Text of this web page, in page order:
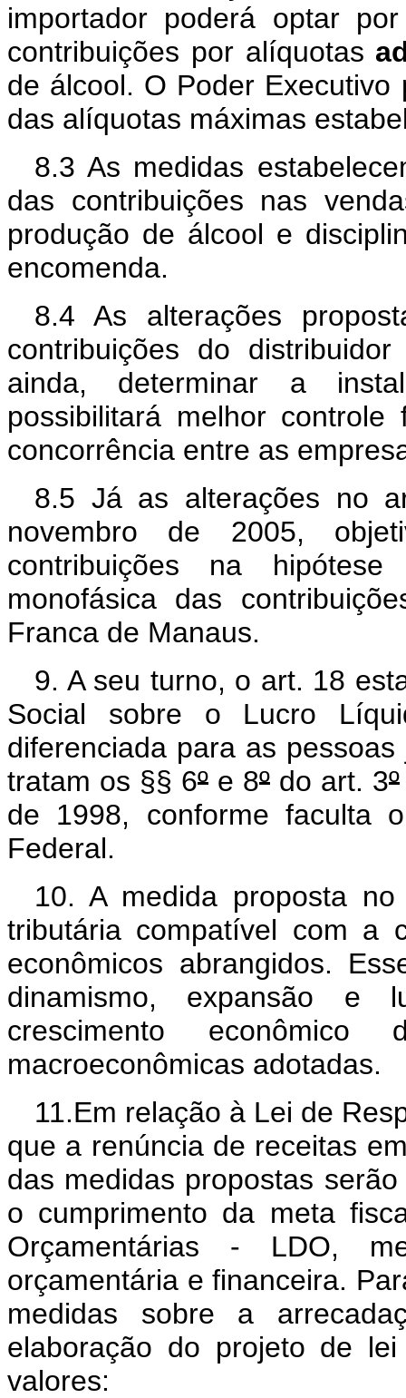
importador poderá optar
contribuições por alíquotas
de álcool. O Poder
das alíquotas máximas
8.3 As medidas
das contribuições nas
produção de álcool e
encomenda.
8.4 As alterações
contribuições do
ainda, determinar a
possibilitará melhor
concorrência entre as
8.5 Já as alterações no
novembro de 2005,
contribuições na
monofásica das
Franca de Manaus.
9. A seu turno, o art. 18
Social sobre o Lucro
diferenciada para as
tratam os §§ 6º e 8º do art. 3º
de 1998, conforme faculta
Federal.
10. A medida proposta
tributária compatível com a
econômicos abrangidos.
dinamismo, expansão e
crescimento
macroeconômicas adotadas.
11.Em relação à Lei de
que a renúncia de receitas
das medidas propostas
o cumprimento da meta
Orçamentárias - LDO,
orçamentária e financeira.
medidas sobre a
elaboração do projeto de
valores: